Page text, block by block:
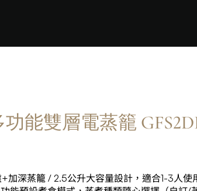
能雙層電蒸籠
加深蒸籠 / 2.5公升大容量設計，適合1-3人